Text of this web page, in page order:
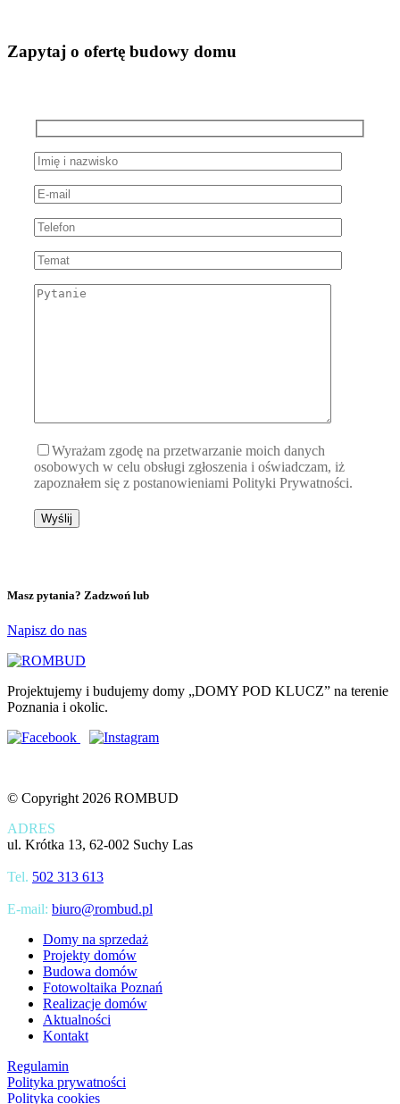
Zapytaj o ofertę budowy domu
Wyrażam zgodę na przetwarzanie moich danych
osobowych w celu obsługi zgłoszenia i oświadczam, iż
zapoznałem się z postanowieniami Polityki Prywatności.
Masz pytania? Zadzwoń lub
Napisz do nas
Projektujemy i budujemy domy „DOMY POD KLUCZ” na terenie
Poznania i okolic.
© Copyright 2026 ROMBUD
ADRES
ul. Krótka 13, 62-002 Suchy Las
Tel. 502 313 613
E-mail: biuro@rombud.pl
Domy na sprzedaż
Projekty domów
Budowa domów
Fotowoltaika Poznań
Realizacje domów
Aktualności
Kontakt
Regulamin
Polityka prywatności
Polityka cookies